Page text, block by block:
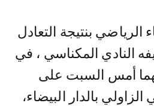
النادي المكناسي ، في
أمس السبت على
بالدار البيضاء،